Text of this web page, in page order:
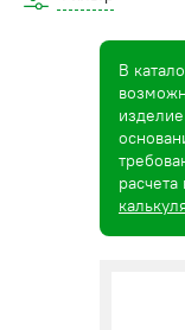
В
расчета